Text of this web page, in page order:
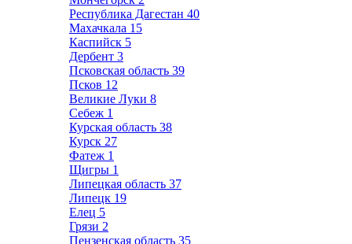
Республика Дагестан 40
Махачкала 15
Каспийск 5
Дербент 3
Псковская область 39
Псков 12
Великие Луки 8
Себеж 1
Курская область 38
Курск 27
Фатеж 1
Щигры 1
Липецкая область 37
Липецк 19
Елец 5
Грязи 2
Пензенская область 35